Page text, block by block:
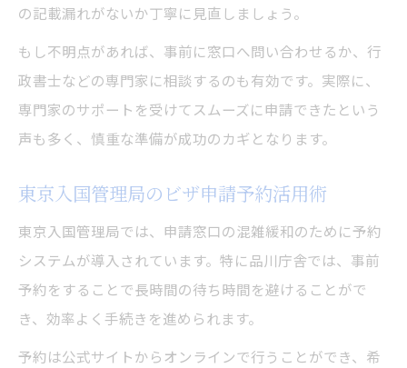
東京都の入国管理局で安心して申請する方法
東京都入国管理局で安心してビザ申請する
方法
品川庁舎でのビザ申請当日の流れと注意点
ビザ申請時の本人確認や持ち物リスト紹介
東京都で安心できるビザ申請サポート活用
初めてのビザ申請でも安心な手続きポイン
ト
の記載漏れがないか丁寧に見直しましょう。
もし不明点があれば、事前に窓口へ問い合わせるか、行
政書士などの専門家に相談するのも有効です。実際に、
専門家のサポートを受けてスムーズに申請できたという
声も多く、慎重な準備が成功のカギとなります。
東京入国管理局のビザ申請予約活用術
東京入国管理局では、申請窓口の混雑緩和のために予約
システムが導入されています。特に品川庁舎では、事前
予約をすることで長時間の待ち時間を避けることがで
き、効率よく手続きを進められます。
予約は公式サイトからオンラインで行うことができ、希